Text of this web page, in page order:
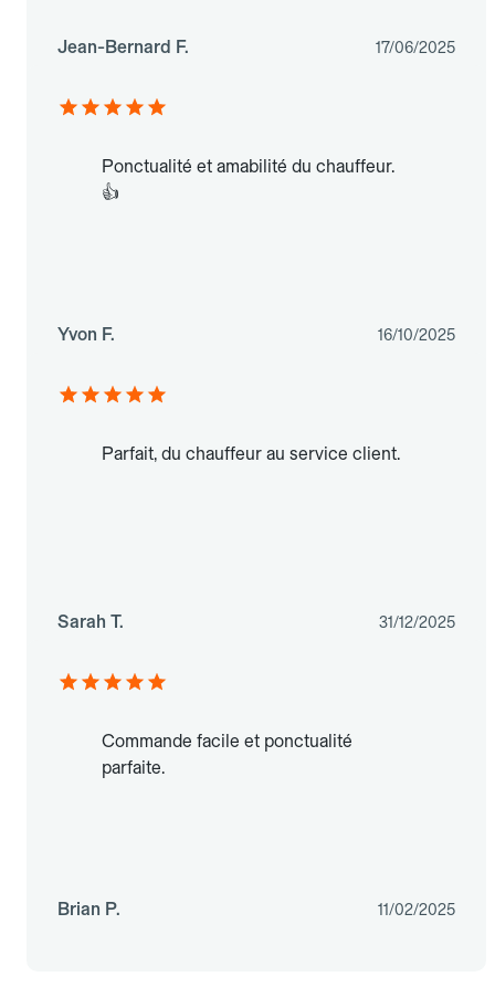
Jean-Bernard F. 17/06/2025
Ponctualité et amabilité du chauffeur.
👍
Yvon F. 16/10/2025
Parfait, du chauffeur au service client.
Sarah T. 31/12/2025
Commande facile et ponctualité
parfaite.
Brian P. 11/02/2025